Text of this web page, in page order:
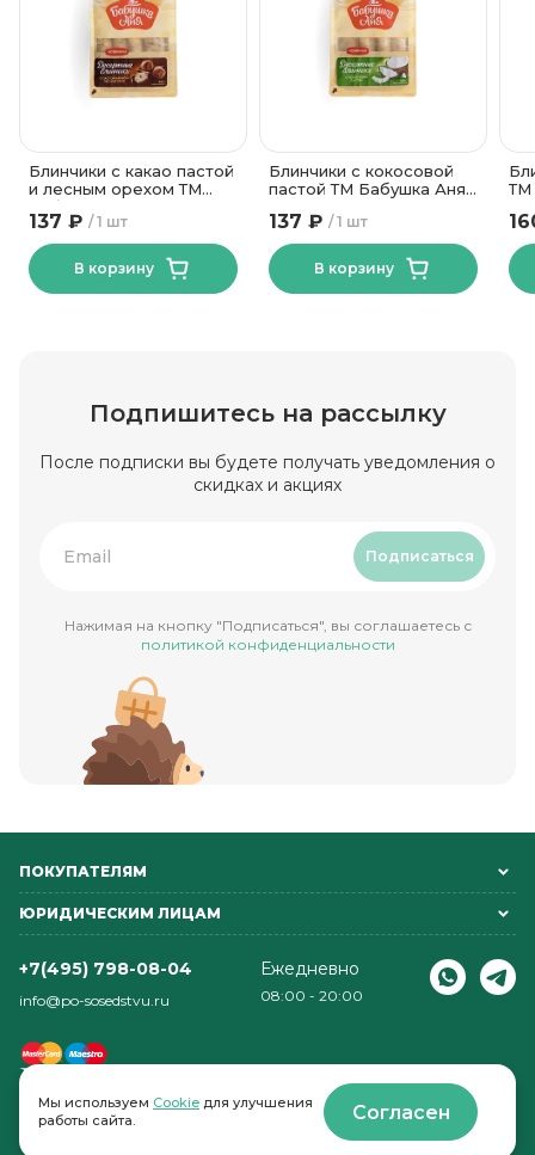
Блинчики с какао пастой
и лесным орехом ТМ
Бабушка Аня 240 гр
1 шт
137 ₽
В корзину
Блинчики с кокосовой
пастой ТМ Бабушка Аня
1 шт
137 ₽
В корзину
ТМ
Подпишитесь на рассылку
После подписки вы будете получать уведомления о
скидках и акциях
Подписаться
Нажимая на кнопку "Подписаться", вы соглашаетесь с
политикой конфиденциальности
ПОКУПАТЕЛЯМ
ЮРИДИЧЕСКИМ ЛИЦАМ
+7(495) 798-08-04
info@po-sosedstvu.ru
Ежедневно
08:00 - 20:00
© 2022-2026 . По соседству
Мы используем Cookie для улучшения
работы сайта.
Согласен